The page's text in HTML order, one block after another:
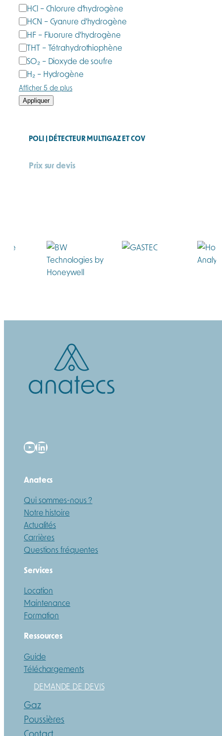
HCl – Chlorure d’hydrogène
HCN – Cyanure d'hydrogène
HF – Fluorure d'hydrogène
THT – Tétrahydrothiophène
SO₂ – Dioxyde de soufre
H₂ – Hydrogène
Afficher 5 de plus
Appliquer
POLI | DÉTECTEUR MULTIGAZ ET COV
Prix sur devis
YouTube
LinkedIn
Anatecs
Qui sommes-nous ?
Notre histoire
Actualités
Carrières
Questions fréquentes
Services
Location
Maintenance
Formation
Ressources
Guide
Téléchargements
DEMANDE DE DEVIS
Gaz
Poussières
Contact